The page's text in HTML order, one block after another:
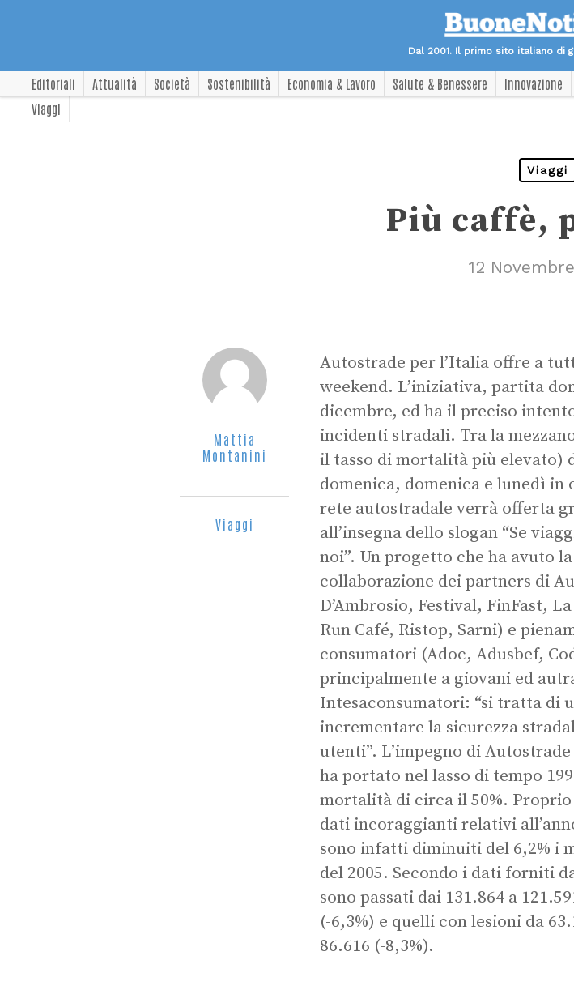
Dal 2001. Il primo sito italiano di
Editoriali Attualità Società Sostenibilità Economia & Lavoro Salute & Benessere Innovazione
Viaggi
Viaggi
Più caffè,
12
Mattia
Montanini
Viaggi
Autostrade per l’Italia offre a
weekend. L’iniziativa, partita
dicembre, ed ha il preciso
incidenti stradali. Tra la
il tasso di mortalità più elevato)
domenica, domenica e lunedì in
rete autostradale verrà offerta
all’insegna dello slogan “Se
noi”. Un progetto che ha avuto
collaborazione dei partners di
D’Ambrosio, Festival, FinFast,
Run Café, Ristop, Sarni) e
consumatori (Adoc, Adusbef,
principalmente a giovani ed
Intesaconsumatori: “si tratta di
incrementare la sicurezza
utenti”. L’impegno di
ha portato nel lasso di tempo
mortalità di circa il 50%.
dati incoraggianti relativi
sono infatti diminuiti del 6,2% i
del 2005. Secondo i dati forniti
sono passati dai 131.864 a
(-6,3%) e quelli con lesioni da
86.616 (-8,3%).